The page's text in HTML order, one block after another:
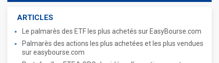
ARTICLES
Le palmarès des ETF les plus achetés sur EasyBourse.com
Palmarès des actions les plus achetées et les plus vendues
sur easybourse.com